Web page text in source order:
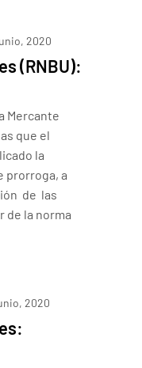
2020
(RNBU):
Mercante
que el
la
prorroga, a
de las
de la norma
2020